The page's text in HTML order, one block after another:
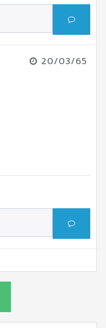
20/03/65